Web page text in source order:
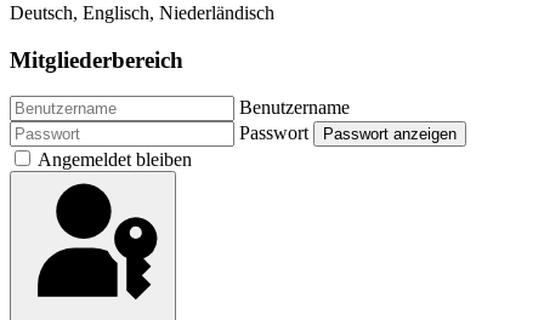
Deutsch, Englisch, Niederländisch
Mitgliederbereich
Benutzername
Passwort
Passwort anzeigen
Angemeldet bleiben